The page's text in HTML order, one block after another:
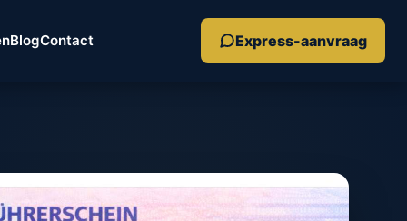
BlogContact Express-aanvraag